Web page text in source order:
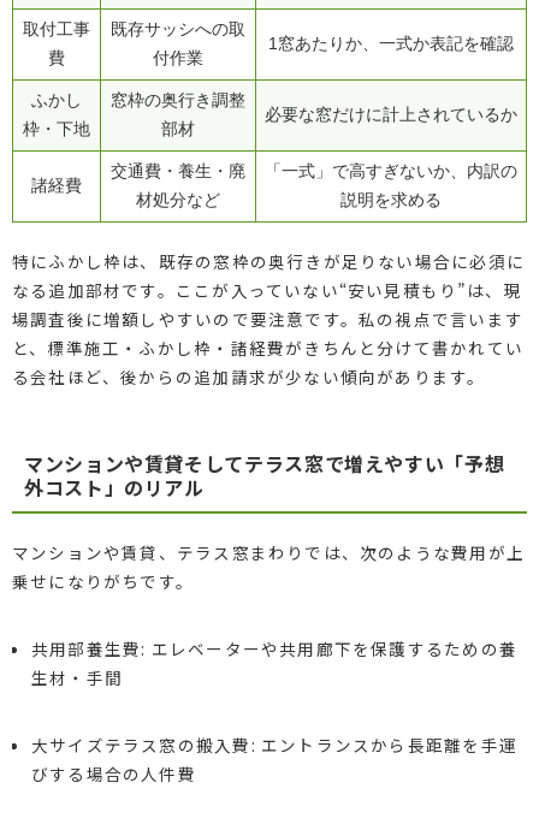
取付工事
費
既存サッシへの取
付作業
1窓あたりか、一式か表記を確認
ふかし
枠・下地
窓枠の奥行き調整
部材
必要な窓だけに計上されているか
諸経費
交通費・養生・廃
材処分など
「一式」で高すぎないか、内訳の
説明を求める
特にふかし枠は、既存の窓枠の奥行きが足りない場合に必須に
なる追加部材です。ここが入っていない“安い見積もり”は、現
場調査後に増額しやすいので要注意です。私の視点で言います
と、標準施工・ふかし枠・諸経費がきちんと分けて書かれてい
る会社ほど、後からの追加請求が少ない傾向があります。
マンションや賃貸そしてテラス窓で増えやすい「予想
外コスト」のリアル
マンションや賃貸、テラス窓まわりでは、次のような費用が上
乗せになりがちです。
共用部養生費: エレベーターや共用廊下を保護するための養
生材・手間
大サイズテラス窓の搬入費: エントランスから長距離を手運
びする場合の人件費